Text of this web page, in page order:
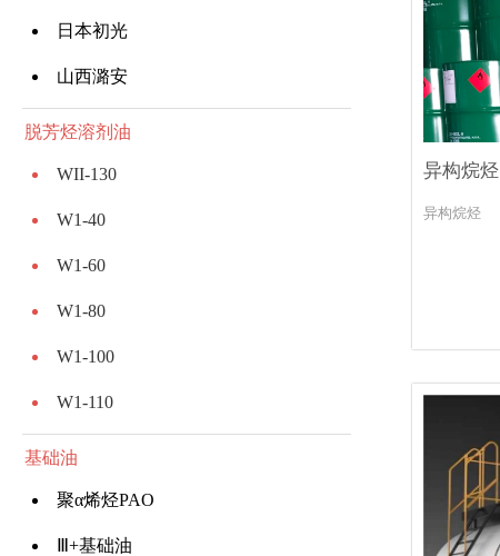
日本初光
山西潞安
脱芳烃溶剂油
WII-130
W1-40
W1-60
W1-80
W1-100
W1-110
基础油
聚α烯烃PAO
Ⅲ+基础油
异构烷烃
异构烷烃